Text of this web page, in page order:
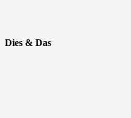
Dies & Das